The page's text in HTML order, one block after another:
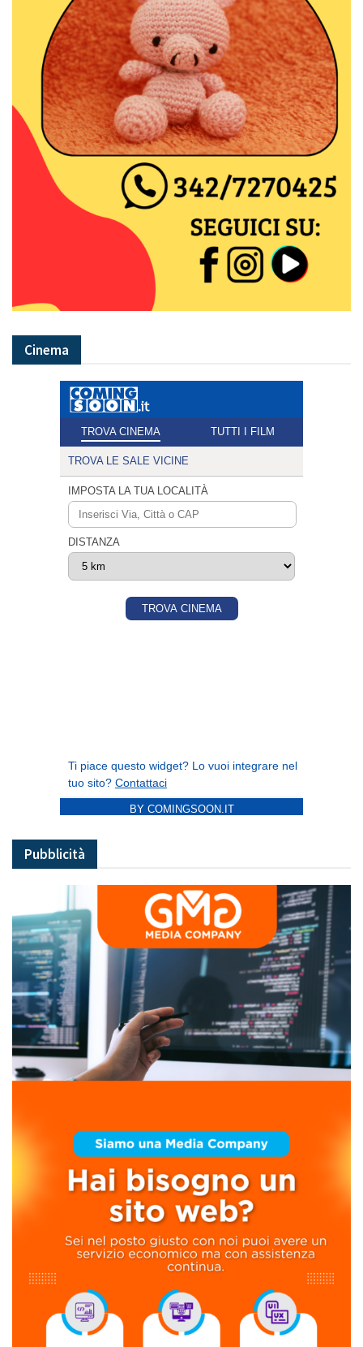
Cinema
BY COMINGSOON.IT
Pubblicità